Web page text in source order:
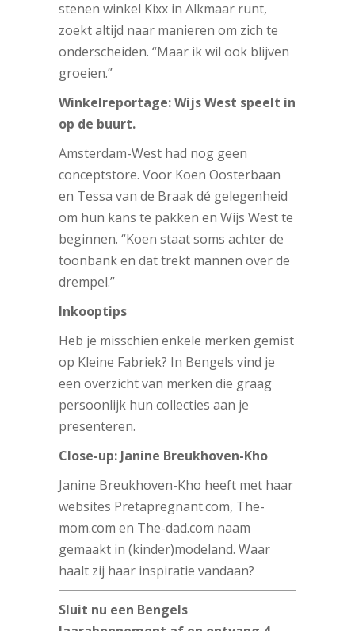
stenen winkel Kixx in Alkmaar runt,
zoekt altijd naar manieren om zich te
onderscheiden. “Maar ik wil ook blijven
groeien.”
Winkelreportage: Wijs West speelt in
op de buurt.
Amsterdam-West had nog geen
conceptstore. Voor Koen Oosterbaan
en Tessa van de Braak dé gelegenheid
om hun kans te pakken en Wijs West te
beginnen. “Koen staat soms achter de
toonbank en dat trekt mannen over de
drempel.”
Inkooptips
Heb je misschien enkele merken gemist
op Kleine Fabriek? In Bengels vind je
een overzicht van merken die graag
persoonlijk hun collecties aan je
presenteren.
Close-up: Janine Breukhoven-Kho
Janine Breukhoven-Kho heeft met haar
websites Pretapregnant.com, The-
mom.com en The-dad.com naam
gemaakt in (kinder)modeland. Waar
haalt zij haar inspiratie vandaan?
Sluit nu een Bengels